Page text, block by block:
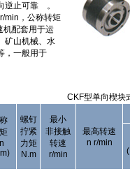
逆止可靠 。
min，公称转矩
机配套用于运
矿山机械、水
，一般用于
CKF型单向楔块
螺钉
拧紧
力矩
N.m
最小
非接触
转速
r/min
最高转速
n r/min